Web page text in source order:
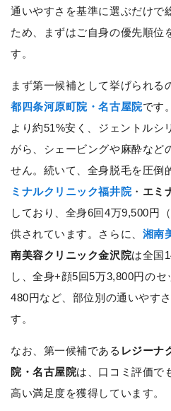
通いやすさを基準に選ぶだけで
ため、まずはご自身の優先順位
す。
まず第一候補として挙げられる
都四条河原町院・名古屋院です
より約51%安く、ジェントルシ
がら、シェービングや麻酔など
せん。続いて、全身脱毛を圧倒
ミナルクリニック福井院・ エミ
しており、全身6回4万9,500円
供されています。さらに、 湘南
南美容クリニック金沢院は全国
し、全身+顔5回5万3,800円の
480円など、部位別の通いやす
す。
なお、第一候補である レジーナ
院・名古屋院は、口コミ評価で
高い満足度を獲得しています。